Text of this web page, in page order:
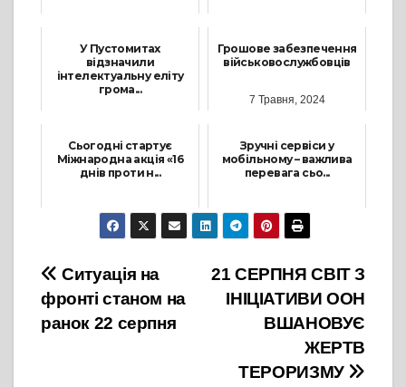
У Пустомитах
відзначили
інтелектуальну еліту
грома...
Грошове забезпечення
військовослужбовців
7 Травня, 2024
Сьогодні стартує
Міжнародна акція «16
днів проти н...
25 Листопада, 2024
Зручні сервіси у
мобільному – важлива
перевага сьо...
18 Квітня, 2023
Навігація
записів
21 СЕРПНЯ СВІТ З
ІНІЦІАТИВИ ООН
ВШАНОВУЄ
ЖЕРТВ
ТЕРОРИЗМУ
Ситуація на
фронті станом на
ранок 22 серпня